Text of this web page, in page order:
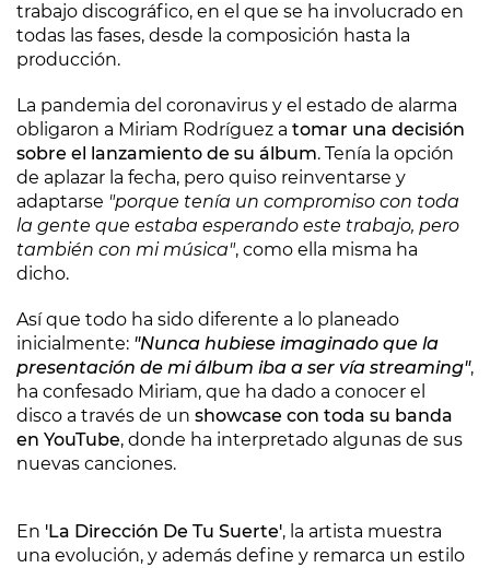
trabajo discográfico, en el que se ha involucrado en
todas las fases, desde la composición hasta la
producción.
La pandemia del coronavirus y el estado de alarma
obligaron a Miriam Rodríguez a tomar una decisión
sobre el lanzamiento de su álbum. Tenía la opción
de aplazar la fecha, pero quiso reinventarse y
adaptarse "porque tenía un compromiso con toda
la gente que estaba esperando este trabajo, pero
también con mi música", como ella misma ha
dicho.
Así que todo ha sido diferente a lo planeado
inicialmente: "Nunca hubiese imaginado que la
presentación de mi álbum iba a ser vía streaming",
ha confesado Miriam, que ha dado a conocer el
disco a través de un showcase con toda su banda
en YouTube, donde ha interpretado algunas de sus
nuevas canciones.
En 'La Dirección De Tu Suerte', la artista muestra
una evolución, y además define y remarca un estilo